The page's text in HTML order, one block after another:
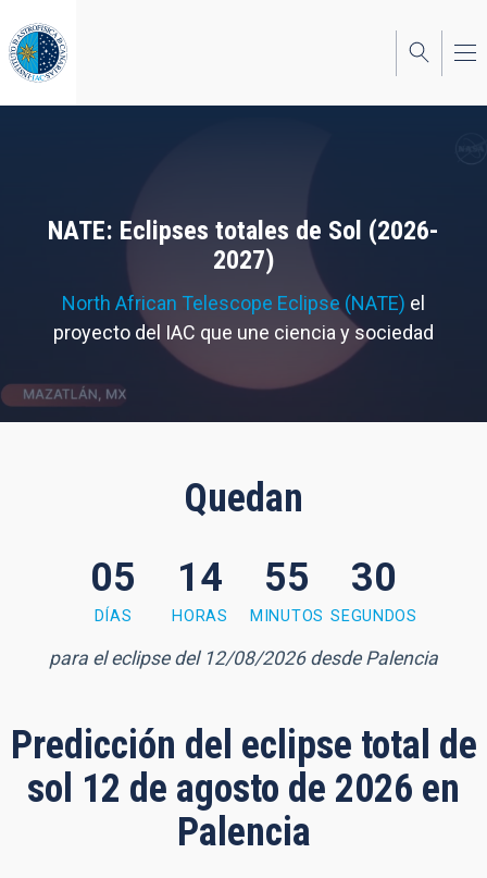
al
contenido
principal
NATE: Eclipses totales de Sol (2026-
2027)
North African Telescope Eclipse (NATE) el
proyecto del IAC que une ciencia y sociedad
Quedan
28 seconds
05
DÍAS
14
HORAS
55
MINUTOS
29
SEGUNDOS
para el eclipse del 12/08/2026 desde Palencia
Predicción del eclipse total de
sol 12 de agosto de 2026 en
Palencia